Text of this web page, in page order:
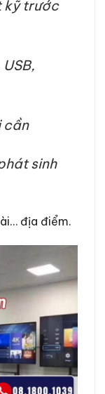
kỹ trước
cần
sinh
địa điểm.